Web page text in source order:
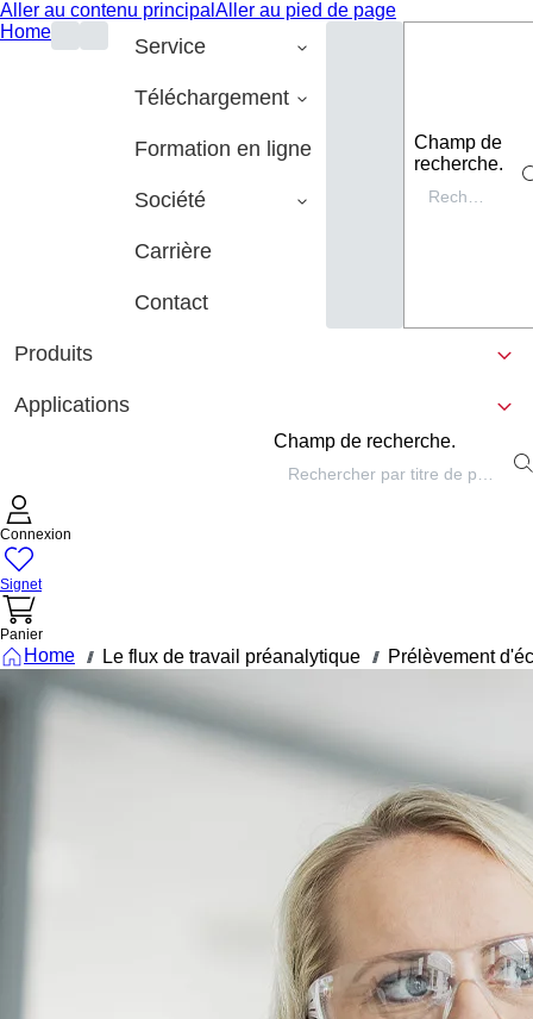
Aller au contenu principal Aller au pied de page
Home
Service
Téléchargement
Formation en ligne
Société
Carrière
Contact
Champ de
recherche.
Produits
Applications
Champ de recherche.
Connexion
Signet
Panier
Home /// Le flux de travail préanalytique /// Prélèvement